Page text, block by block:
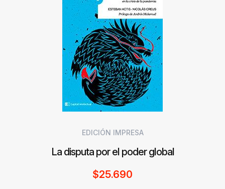
EDICIÓN IMPRESA
La disputa por el poder global
$25.690